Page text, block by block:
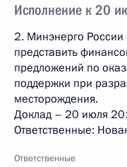
Исполнение к 20
2. Минэнерго
представить
предложений по
поддержки при
месторождения.
Доклад – 20 июля
Ответственные:
Ответственные